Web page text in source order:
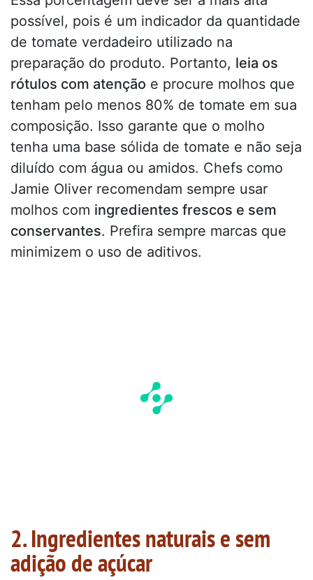
possível, pois é um indicador da quantidade
de tomate verdadeiro utilizado na
preparação do produto. Portanto, leia os
rótulos com atenção e procure molhos que
tenham pelo menos 80% de tomate em sua
composição. Isso garante que o molho
tenha uma base sólida de tomate e não seja
diluído com água ou amidos. Chefs como
Jamie Oliver recomendam sempre usar
molhos com ingredientes frescos e sem
conservantes. Prefira sempre marcas que
minimizem o uso de aditivos.
2. Ingredientes naturais e sem
adição de açúcar